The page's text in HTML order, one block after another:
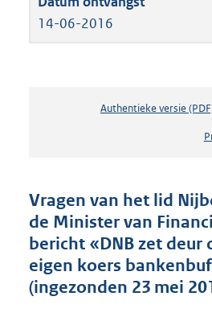
14-06-2016
Authentieke versie
Vragen van het lid
de Minister van
bericht «DNB zet deur
eigen koers
(ingezonden 23 mei